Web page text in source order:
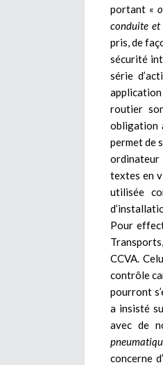
portant «
conduite et
pris, de
sécurité
série
routier
obligation
permet de
ordinateur
textes en
utilisée
Pour
CCVA.
contrôle
pourront
a insisté
avec de
concerne